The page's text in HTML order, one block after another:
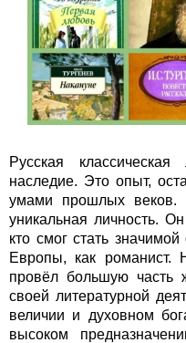
Русская
наследие. Это опыт,
умами прошлых веков.
уникальная личность.
кто смог стать
Европы, как романист.
провёл большую
своей литературной
величии и духовном
высоком